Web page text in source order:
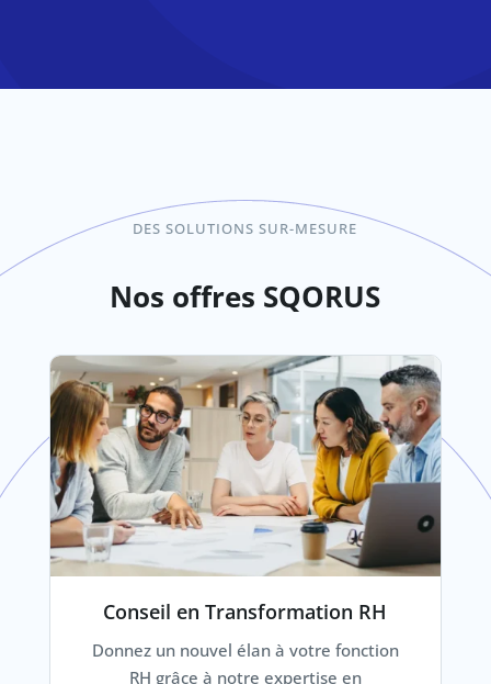
DES SOLUTIONS SUR-MESURE
Nos offres SQORUS
Conseil en Transformation RH
Donnez un nouvel élan à votre fonction
RH grâce à notre expertise en